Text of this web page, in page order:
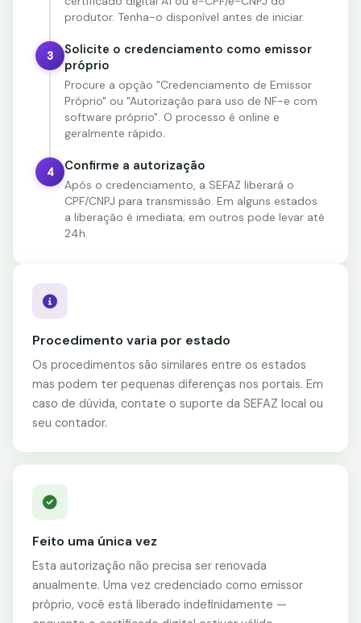
produtor. Tenha-o disponível antes de iniciar.
3
Solicite o credenciamento como emissor
próprio
Procure a opção "Credenciamento de Emissor
Próprio" ou "Autorização para uso de NF-e com
software próprio". O processo é online e
geralmente rápido.
4 Confirme a autorização
Após o credenciamento, a SEFAZ liberará o
CPF/CNPJ para transmissão. Em alguns estados
a liberação é imediata; em outros pode levar até
24h.
Procedimento varia por estado
Os procedimentos são similares entre os estados
mas podem ter pequenas diferenças nos portais. Em
caso de dúvida, contate o suporte da SEFAZ local ou
seu contador.
Feito uma única vez
Esta autorização não precisa ser renovada
anualmente. Uma vez credenciado como emissor
próprio, você está liberado indefinidamente —